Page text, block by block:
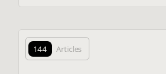
144 Articles